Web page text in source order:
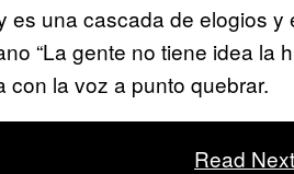
es una cascada de elogios
“La gente no tiene idea la
con la voz a punto quebrar.
Read Next